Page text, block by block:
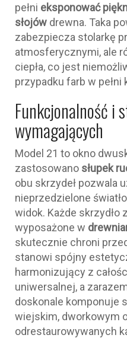
pełni eksponować
słojów drewna. Taka
zabezpiecza stolarkę
atmosferycznymi, ale
ciepła, co jest
przypadku farb w pełni
Funkcjonalność i
wymagających
Model 21 to okno
zastosowano słupek
obu skrzydeł pozwala
nieprzedzielone
widok. Każde skrzydło
wyposażone w
skutecznie chroni
stanowi spójny
harmonizujący z
uniwersalnej, a
doskonale komponuje
wiejskim, dworkowym
odrestaurowywanych